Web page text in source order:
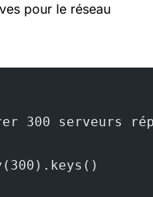
pour le réseau
300 serveurs